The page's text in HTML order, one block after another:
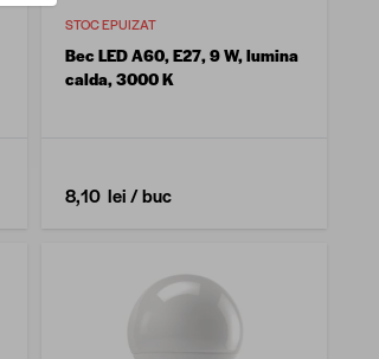
STOC EPUIZAT
Bec LED A60, E27, 9 W, lumina
calda, 3000 K
8,10 lei/ buc